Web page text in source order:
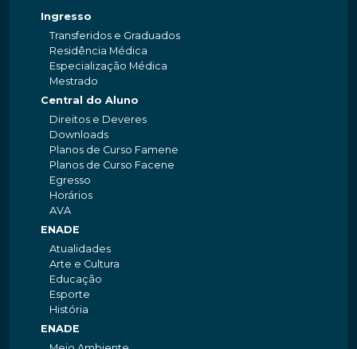
Ingresso
Transferidos e Graduados
Residência Médica
Especialização Médica
Mestrado
Central do Aluno
Direitos e Deveres
Downloads
Planos de Curso Famene
Planos de Curso Facene
Egresso
Horários
AVA
ENADE
Atualidades
Arte e Cultura
Educação
Esporte
História
ENADE